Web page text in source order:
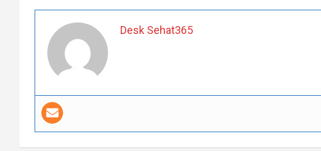
Desk Sehat365